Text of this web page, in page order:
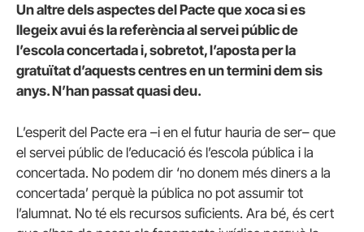
Un altre dels aspectes del Pacte que xoca si es
llegeix avui és la referència al servei públic de
l’escola concertada i, sobretot, l’aposta per la
gratuïtat d’aquests centres en un termini dem sis
anys. N’han passat quasi deu.
L’esperit del Pacte era –i en el futur hauria de ser– que
el servei públic de l’educació és l’escola pública i la
concertada. No podem dir ‘no donem més diners a la
concertada’ perquè la pública no pot assumir tot
l’alumnat. No té els recursos suficients. Ara bé, és cert